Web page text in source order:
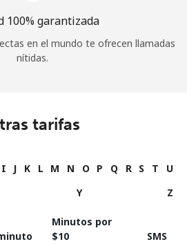
100% garantizada
en el mundo te ofrecen llamadas
nítidas.
tarifas
I J K L M N O P Q R S T
U
Y Z
Minutos por
⁦$10⁩
SMS